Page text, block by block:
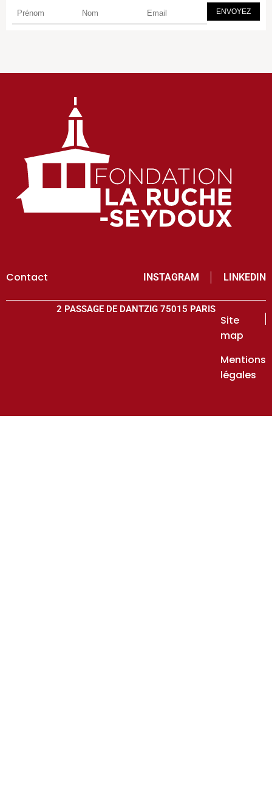
Contact INSTAGRAM LINKEDIN
2 PASSAGE DE DANTZIG 75015 PARIS
Site
map
Mentions
légales